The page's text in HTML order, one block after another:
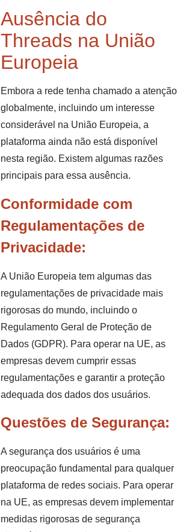
Ausência do
Threads na União
Europeia
Embora a rede tenha chamado a atenção
globalmente, incluindo um interesse
considerável na União Europeia, a
plataforma ainda não está disponível
nesta região. Existem algumas razões
principais para essa ausência.
Conformidade com
Regulamentações de
Privacidade:
A União Europeia tem algumas das
regulamentações de privacidade mais
rigorosas do mundo, incluindo o
Regulamento Geral de Proteção de
Dados (GDPR). Para operar na UE, as
empresas devem cumprir essas
regulamentações e garantir a proteção
adequada dos dados dos usuários.
Questões de Segurança:
A segurança dos usuários é uma
preocupação fundamental para qualquer
plataforma de redes sociais. Para operar
na UE, as empresas devem implementar
medidas rigorosas de segurança